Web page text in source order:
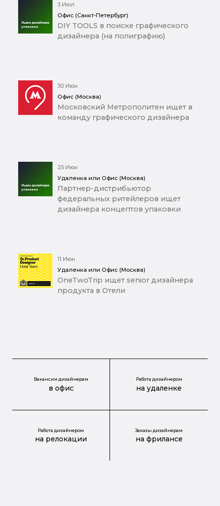
3 Июл
Офис (Санкт-Петербург)
DIY TOOLS в поиске графического
дизайнера (на полиграфию)
30 Июн
Офис (Москва)
Московский Метрополитен ищет в
команду графического дизайнера
25 Июн
Удаленка или Офис (Москва)
Партнер-дистрибьютор
федеральных ритейлеров ищет
дизайнера концептов упаковки
11 Июн
Удаленка или Офис (Москва)
OneTwoTrip ищет senior дизайнера
продукта в Отели
Вакансии дизайнерам
в офис
Работа дизайнером
на удаленке
Работа дизайнером
на релокации
Заказы дизайнерам
на фрилансе